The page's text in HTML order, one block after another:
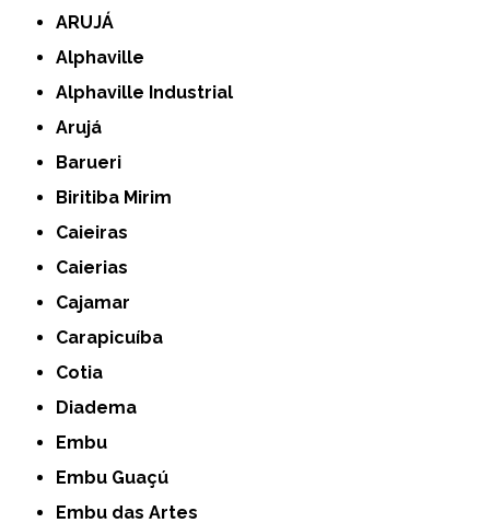
ARUJÁ
Alphaville
Alphaville Industrial
Arujá
Barueri
Biritiba Mirim
Caieiras
Caierias
Cajamar
Carapicuíba
Cotia
Diadema
Embu
Embu Guaçú
Embu das Artes